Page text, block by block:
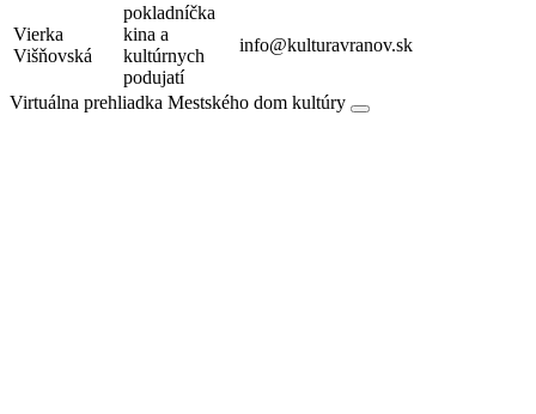
Vierka
Višňovská
pokladníčka
kina a
kultúrnych
podujatí
info@kulturavranov.sk
Virtuálna prehliadka Mestského dom kultúry